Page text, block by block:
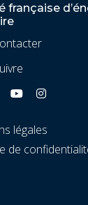
française
légales
de